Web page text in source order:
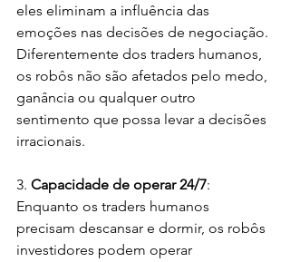
eles eliminam a influência das
emoções nas decisões de negociação.
Diferentemente dos traders humanos,
os robôs não são afetados pelo medo,
ganância ou qualquer outro
sentimento que possa levar a decisões
irracionais.
3. Capacidade de operar 24/7:
Enquanto os traders humanos
precisam descansar e dormir, os robôs
investidores podem operar